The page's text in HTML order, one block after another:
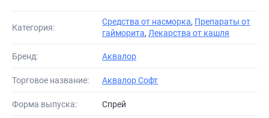
Категория:
Средства от насморка, Препараты от
гайморита, Лекарства от кашля
Бренд: Аквалор
Торговое название: Аквалор Софт
Форма выпуска: Спрей